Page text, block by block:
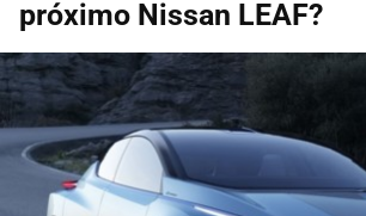
próximo Nissan LEAF?